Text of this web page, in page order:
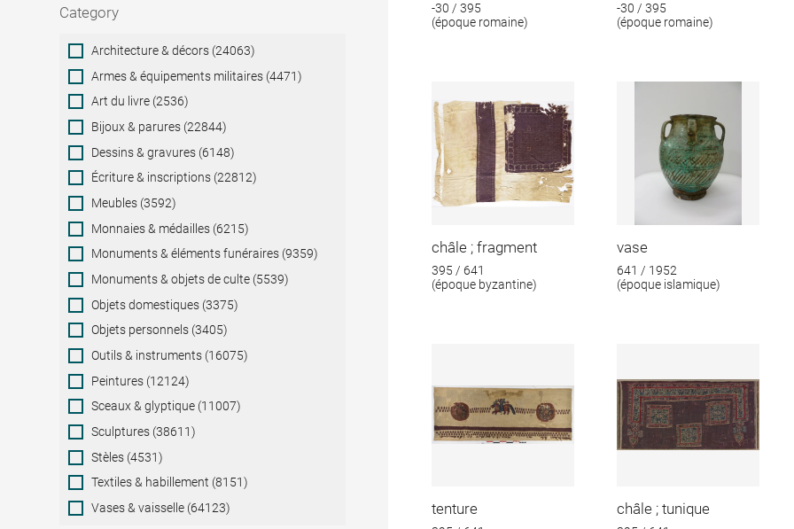
Category
Category
Architecture & décors (24063)
Armes & équipements militaires (4471)
Art du livre (2536)
Bijoux & parures (22844)
Dessins & gravures (6148)
Écriture & inscriptions (22812)
Meubles (3592)
Monnaies & médailles (6215)
Monuments & éléments funéraires (9359)
Monuments & objets de culte (5539)
Objets domestiques (3375)
Objets personnels (3405)
Outils & instruments (16075)
Peintures (12124)
Sceaux & glyptique (11007)
Sculptures (38611)
Stèles (4531)
Textiles & habillement (8151)
Vases & vaisselle (64123)
-30 / 395
(époque romaine)
-30 / 395
(époque romaine)
châle ; fragment
395 / 641
(époque byzantine)
vase
641 / 1952
(époque islamique)
tenture châle ; tunique